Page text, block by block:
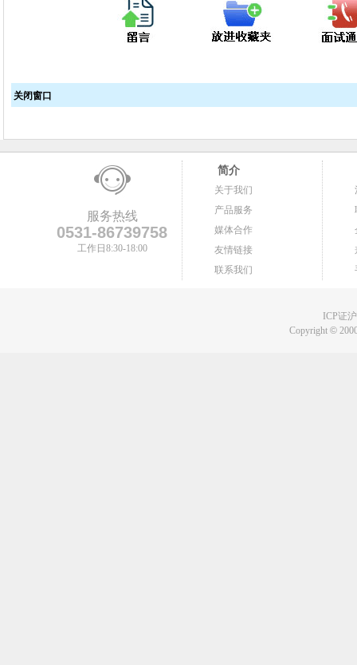
关闭窗口
服务热线
0531-86739758
工作日8:30-18:00
简介
关于我们
产品服务
媒体合作
友情链接
联系我们
ICP证
Copyright©